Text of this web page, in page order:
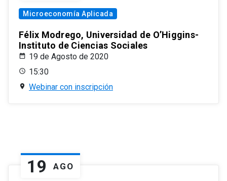
Microeconomía Aplicada
Félix Modrego, Universidad de O’Higgins-
Instituto de Ciencias Sociales
19 de Agosto de 2020
15:30
Webinar con inscripción
19 AGO